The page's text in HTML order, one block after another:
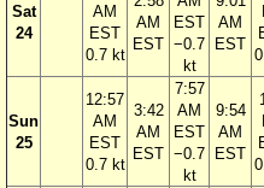
Sat
24
AM
EST
0.7 kt
AM
EST
EST
−0.7
kt
AM
EST
Sun
25
12:57
AM
EST
0.7 kt
3:42
AM
EST
7:57
AM
EST
−0.7
kt
9:54
AM
EST